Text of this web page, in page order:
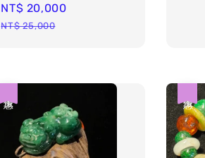
Sale
price
NT$ 20,000
NT$ 25,000